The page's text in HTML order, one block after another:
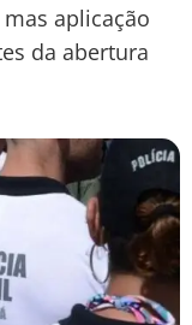
aplicação
da abertura